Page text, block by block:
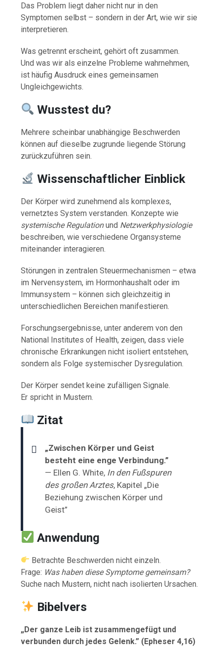
Das Problem liegt daher nicht nur in den
Symptomen selbst – sondern in der Art, wie wir sie
interpretieren.
Was getrennt erscheint, gehört oft zusammen.
Und was wir als einzelne Probleme wahrnehmen,
ist häufig Ausdruck eines gemeinsamen
Ungleichgewichts.
Wusstest du?
Mehrere scheinbar unabhängige Beschwerden
können auf dieselbe zugrunde liegende Störung
zurückzuführen sein.
Wissenschaftlicher Einblick
Der Körper wird zunehmend als komplexes,
vernetztes System verstanden. Konzepte wie
systemische Regulationund Netzwerkphysiologie
beschreiben, wie verschiedene Organsysteme
miteinander interagieren.
Störungen in zentralen Steuermechanismen – etwa
im Nervensystem, im Hormonhaushalt oder im
Immunsystem – können sich gleichzeitig in
unterschiedlichen Bereichen manifestieren.
Forschungsergebnisse, unter anderem von den
National Institutes of Health, zeigen, dass viele
chronische Erkrankungen nicht isoliert entstehen,
sondern als Folge systemischer Dysregulation.
Der Körper sendet keine zufälligen Signale.
Er spricht in Mustern.
Zitat
„Zwischen Körper und Geist
besteht eine enge Verbindung.”
— Ellen G. White, In den Fußspuren
des großen Arztes, Kapitel „Die
Beziehung zwischen Körper und
Geist”
Anwendung
Betrachte Beschwerden nicht einzeln.
Frage: Was haben diese Symptome gemeinsam?
Suche nach Mustern, nicht nach isolierten Ursachen.
Bibelvers
„Der ganze Leib ist zusammengefügt und
verbunden durch jedes Gelenk.” (Epheser 4,16)